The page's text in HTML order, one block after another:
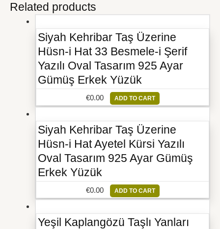
Related products
Siyah Kehribar Taş Üzerine
Hüsn-i Hat 33 Besmele-i Şerif
Yazılı Oval Tasarım 925 Ayar
Gümüş Erkek Yüzük
€0.00 ADD TO CART
Siyah Kehribar Taş Üzerine
Hüsn-i Hat Ayetel Kürsi Yazılı
Oval Tasarım 925 Ayar Gümüş
Erkek Yüzük
€0.00 ADD TO CART
Yeşil Kaplangözü Taşlı Yanları